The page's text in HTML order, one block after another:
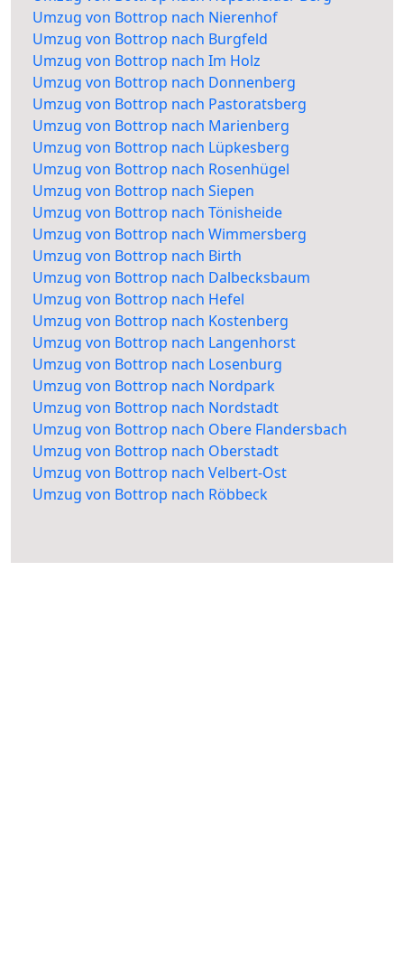
Umzug von Bottrop nach Nierenhof
Umzug von Bottrop nach Burgfeld
Umzug von Bottrop nach Im Holz
Umzug von Bottrop nach Donnenberg
Umzug von Bottrop nach Pastoratsberg
Umzug von Bottrop nach Marienberg
Umzug von Bottrop nach Lüpkesberg
Umzug von Bottrop nach Rosenhügel
Umzug von Bottrop nach Siepen
Umzug von Bottrop nach Tönisheide
Umzug von Bottrop nach Wimmersberg
Umzug von Bottrop nach Birth
Umzug von Bottrop nach Dalbecksbaum
Umzug von Bottrop nach Hefel
Umzug von Bottrop nach Kostenberg
Umzug von Bottrop nach Langenhorst
Umzug von Bottrop nach Losenburg
Umzug von Bottrop nach Nordpark
Umzug von Bottrop nach Nordstadt
Umzug von Bottrop nach Obere Flandersbach
Umzug von Bottrop nach Oberstadt
Umzug von Bottrop nach Velbert-Ost
Umzug von Bottrop nach Röbbeck